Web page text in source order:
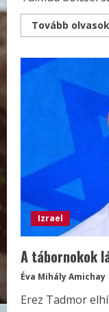
Tovább olvasok
Izrael
A tábornokok
Éva Mihály Amichay
Erez Tadmor